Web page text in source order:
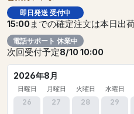
即日発送 受付中
15:00までの確定注文は本日出
電話サポート 休業中
次回受付予定8/10 10:00
2026年8月
日曜日 月曜日 火曜日 水曜日
26 27 28 29